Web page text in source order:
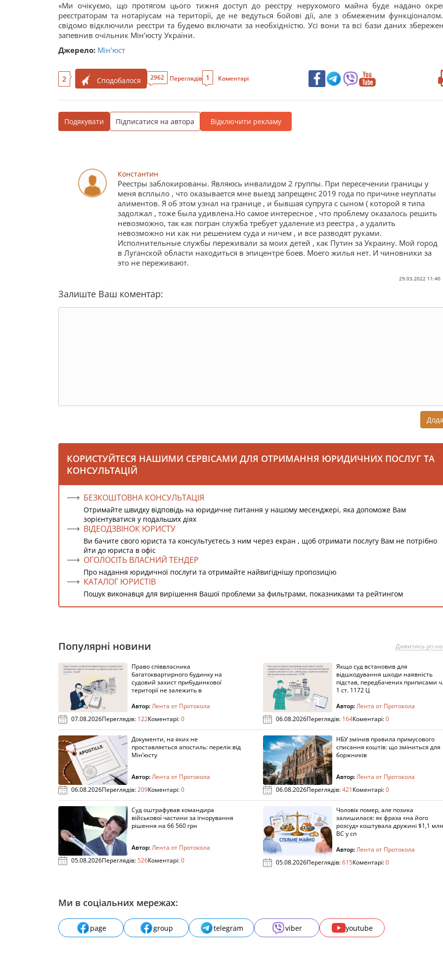
«Ми очікуємо, що протягом цього тижня доступ до реєстру нерухомого майна буде надано
реєстраторам та нотаріусам на території, де не ведуться бойові дії, але з обмеженим
свідомо відключили реєстри та будемо включати за необхідністю. Усі вони та всі бази даних
запевнив очільник Мін’юсту України.
Джерело: Мін’юст
2 Сподобалося 2962 Переглядів 1 Коментарі
Подякувати Підписатися на автора Відключити рекламу
Константин
Реестры заблокированы. Являюсь инвалидом 2 группы. При пересечении границы у
меня всплыло , что оказывается мне выезд запрещенс 2019 года по причине неуплаты
алиментов. Я об этом узнал на границе , и бывшая супруга с сыном ( которой я типа
задолжал , тоже была удивлена.Но самое интересное , что проблему оказалось решить
невозможно, так как погран служба требует удаление из реестра , а удалить
невозможно ни как ни решением суда и ничем , и все разводят руками.
Исполнительные службы переживали за моих детей , как Путин за Украину. Мой город
в Луганской области находиться в эпицентре боев. Моего жилья нет. И чиновники за
это не переживают.
29.03.2022 11:40
Залиште Ваш коментар:
КОРИСТУЙТЕСЯ НАШИМИ СЕРВІСАМИ ДЛЯ ОТРИМАННЯ ЮРИДИЧНИХ ПОСЛУГ ТА
КОНСУЛЬТАЦІЙ
БЕЗКОШТОВНА КОНСУЛЬТАЦІЯ
Отримайте швидку відповідь на юридичне питання у нашому месенджері, яка допоможе Вам
зорієнтуватися у подальших діях
ВІДЕОДЗВІНОК ЮРИСТУ
Ви бачите свого юриста та консультуєтесь з ним через екран , щоб отримати послугу Вам не потрібно
йти до юриста в офіс
ОГОЛОСІТЬ ВЛАСНИЙ ТЕНДЕР
Про надання юридичної послуги та отримайте найвигіднішу пропозицію
КАТАЛОГ ЮРИСТІВ
Пошук виконавця для вирішення Вашої проблеми за фильтрами, показниками та рейтингом
Популярні новини Дивитись усі
Право співвласника
багатоквартирного будинку на
судовий захист прибудинкової
території не залежить в
Автор:Лента от Протокола
07.08.2026Переглядів: 122Коментарі:0
Якщо суд встановив для
відшкодування шкоди наявність
підстав, передбачених приписами ч.
1 ст. 1172 Ц
Автор:Лента от Протокола
06.08.2026Переглядів: 164Коментарі:0
Документи, на яких не
проставляється апостиль: перелік від
Мін’юсту
Автор:Лента от Протокола
06.08.2026Переглядів:209Коментарі:0
НБУ змінив правила примусового
списання коштів: що зміниться для
боржників
Автор:Лента от Протокола
06.08.2026Переглядів:421Коментарі:0
Суд оштрафував командира
військової частини за ігнорування
рішення на 66 560 грн
Автор:Лента от Протокола
05.08.2026Переглядів:526Коментарі:0
Чоловік помер, але позика
залишилася: як фраза «на його
розсуд» коштувала дружині $1,1
ВС у сп
Автор:Лента от Протокола
05.08.2026Переглядів:615Коментарі:0
Ми в соціальних мережах:
page group telegram viber youtube